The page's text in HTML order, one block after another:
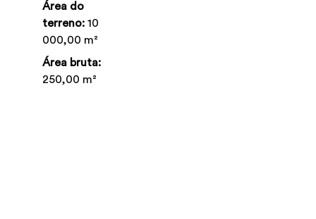
Área do
terreno: 10
000,00 m²
Área bruta:
250,00 m²